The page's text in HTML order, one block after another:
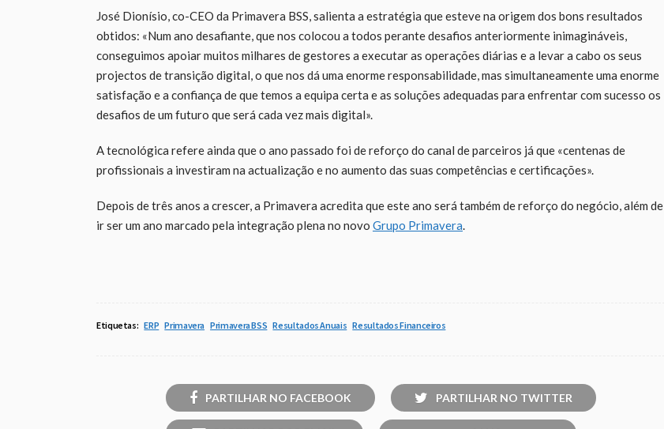
José Dionísio, co-CEO da Primavera BSS, salienta a estratégia que esteve na origem dos bons resultados
obtidos: «Num ano desafiante, que nos colocou a todos perante desafios anteriormente inimagináveis,
conseguimos apoiar muitos milhares de gestores a executar as operações diárias e a levar a cabo os seus
projectos de transição digital, o que nos dá uma enorme responsabilidade, mas simultaneamente uma enorme
satisfação e a confiança de que temos a equipa certa e as soluções adequadas para enfrentar com sucesso os
desafios de um futuro que será cada vez mais digital».
A tecnológica refere ainda que o ano passado foi de reforço do canal de parceiros já que «centenas de
profissionais a investiram na actualização e no aumento das suas competências e certificações».
Depois de três anos a crescer, a Primavera acredita que este ano será também de reforço do negócio, além de
ir ser um ano marcado pela integração plena no novo Grupo Primavera
Etiquetas: ERP Primavera Primavera BSS Resultados Anuais Resultados Financeiros
PARTILHAR NO FACEBOOK PARTILHAR NO TWITTER